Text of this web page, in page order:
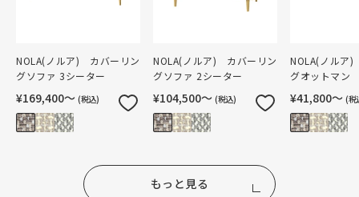
NOLA(ノルア) カバーリン
グソファ 3シーター
¥169,400〜 (税込)
NOLA(ノルア) カバーリン
グソファ 2シーター
¥104,500〜 (税込)
NOLA(ノルア
グオットマン
¥41,800〜 (税
もっと見る